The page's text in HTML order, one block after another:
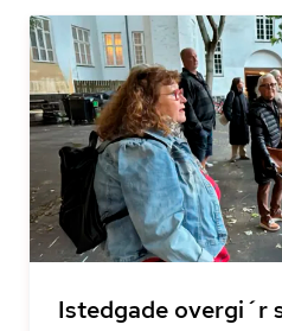
Istedgade overgi´r